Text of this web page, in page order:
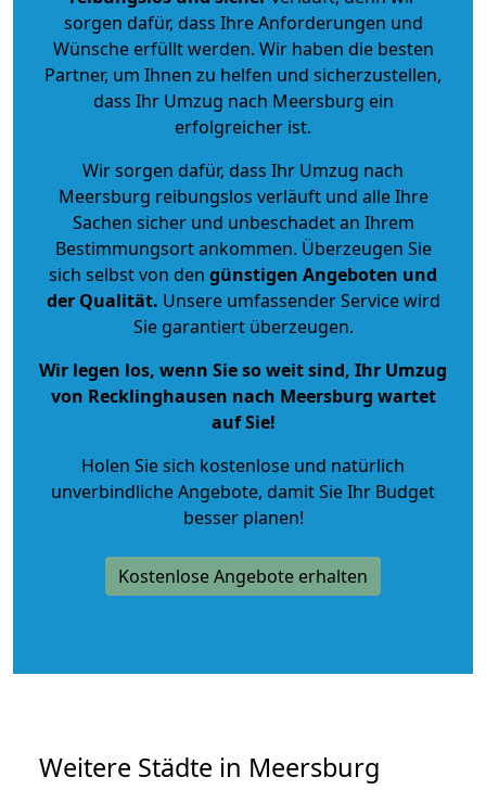
sorgen dafür, dass Ihre Anforderungen und
Wünsche erfüllt werden. Wir haben die besten
Partner, um Ihnen zu helfen und sicherzustellen,
dass Ihr Umzug nach Meersburg ein
erfolgreicher ist.
Wir sorgen dafür, dass Ihr Umzug nach
Meersburg reibungslos verläuft und alle Ihre
Sachen sicher und unbeschadet an Ihrem
Bestimmungsort ankommen. Überzeugen Sie
sich selbst von den günstigen Angeboten und
der Qualität. Unsere umfassender Service wird
Sie garantiert überzeugen.
Wir legen los, wenn Sie so weit sind, Ihr Umzug
von Recklinghausen nach Meersburg wartet
auf Sie!
Holen Sie sich kostenlose und natürlich
unverbindliche Angebote, damit Sie Ihr Budget
besser planen!
Kostenlose Angebote erhalten
Weitere Städte in Meersburg